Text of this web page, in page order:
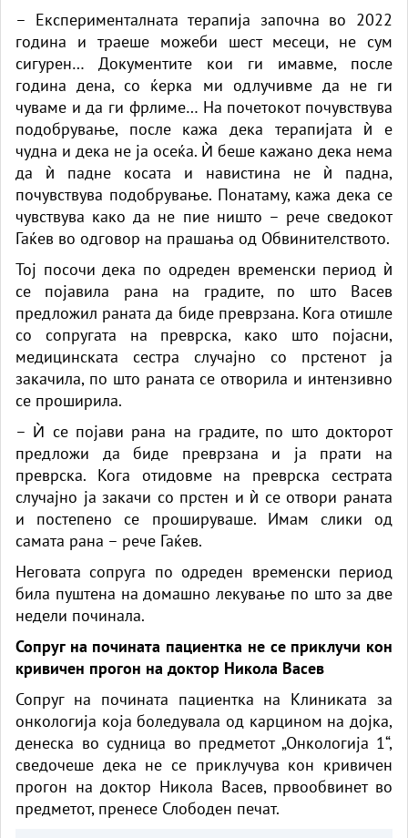
– Експерименталната терапија започна во 2022
година и траеше можеби шест месеци, не сум
сигурен… Документите кои ги имавме, после
година дена, со ќерка ми одлучивме да не ги
чуваме и да ги фрлиме… На почетокот почувствува
подобрување, после кажа дека терапијата ѝ е
чудна и дека не ја осеќа. Ѝ беше кажано дека нема
да ѝ падне косата и навистина не ѝ падна,
почувствува подобрување. Понатаму, кажа дека се
чувствува како да не пие ништо – рече сведокот
Гаќев во одговор на прашања од Обвинителството.
Тој посочи дека по одреден временски период ѝ
се појавила рана на градите, по што Васев
предложил раната да биде преврзана. Кога отишле
со сопругата на преврска, како што појасни,
медицинската сестра случајно со прстенот ја
закачила, по што раната се отворила и интензивно
се проширила.
– Ѝ се појави рана на градите, по што докторот
предложи да биде преврзана и ја прати на
преврска. Кога отидовме на преврска сестрата
случајно ја закачи со прстен и ѝ се отвори раната
и постепено се прошируваше. Имам слики од
самата рана – рече Гаќев.
Неговата сопруга по одреден временски период
била пуштена на домашно лекување по што за две
недели починала.
Сопруг на почината пациентка не се приклучи кон
кривичен прогон на доктор Никола Васев
Сопруг на почината пациентка на Клиниката за
онкологија која боледувала од карцином на дојка,
денеска во судница во предметот „Онкологија 1“,
сведочеше дека не се приклучува кон кривичен
прогон на доктор Никола Васев, првообвинет во
предметот, пренесе Слободен печат.